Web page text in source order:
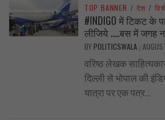
TOP BANNER / देश /
#INDIGO में टिकट के
लीजिये …..बस में जगह
BY POLITICSWALA /
वरिष्ठ लेखक
दिल्ली से भोपाल की
यात्रा पर एक पत्र...